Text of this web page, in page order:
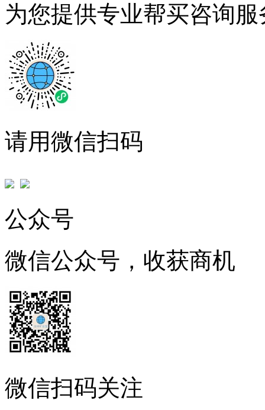
为您提供专业帮买咨询服
请用微信扫码
公众号
微信公众号，收获商机
微信扫码关注